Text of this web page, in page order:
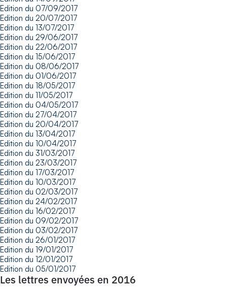
Edition du 07/09/2017
Edition du 20/07/2017
Edition du 13/07/2017
Edition du 29/06/2017
Edition du 22/06/2017
Edition du 15/06/2017
Edition du 08/06/2017
Edition du 01/06/2017
Edition du 18/05/2017
Edition du 11/05/2017
Edition du 04/05/2017
Edition du 27/04/2017
Edition du 20/04/2017
Edition du 13/04/2017
Edition du 10/04/2017
Edition du 31/03/2017
Edition du 23/03/2017
Edition du 17/03/2017
Edition du 10/03/2017
Edition du 02/03/2017
Edition du 24/02/2017
Edition du 16/02/2017
Edition du 09/02/2017
Edition du 03/02/2017
Edition du 26/01/2017
Edition du 19/01/2017
Edition du 12/01/2017
Edition du 05/01/2017
Les lettres envoyées en 2016